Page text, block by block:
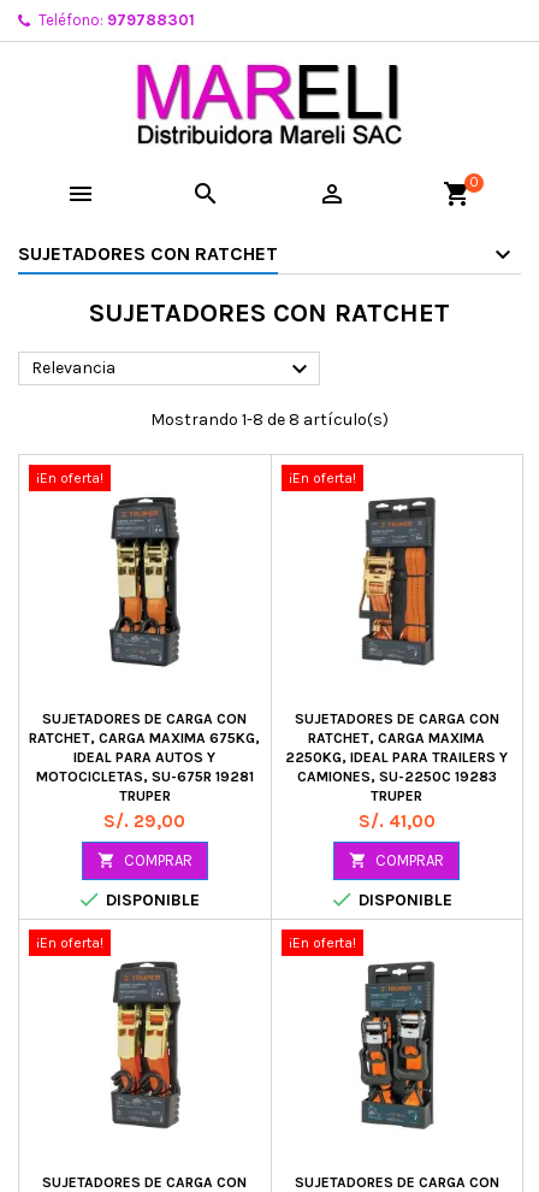
Teléfono: 979788301
   shopping_cart0
SUJETADORES CON RATCHET
SUJETADORES CON RATCHET
Relevancia 
Mostrando 1-8 de 8 artículo(s)
¡En oferta!
SUJETADORES DE CARGA CON
RATCHET, CARGA MAXIMA 675KG,
IDEAL PARA AUTOS Y
MOTOCICLETAS, SU-675R 19281
TRUPER
Precio
S/. 29,00
 COMPRAR
 DISPONIBLE
¡En oferta!
SUJETADORES DE CARGA CON
RATCHET, CARGA MAXIMA
2250KG, IDEAL PARA TRAILERS Y
CAMIONES, SU-2250C 19283
TRUPER
Precio
S/. 41,00
 COMPRAR
 DISPONIBLE
¡En oferta!
SUJETADORES DE CARGA CON
¡En oferta!
SUJETADORES DE CARGA CON